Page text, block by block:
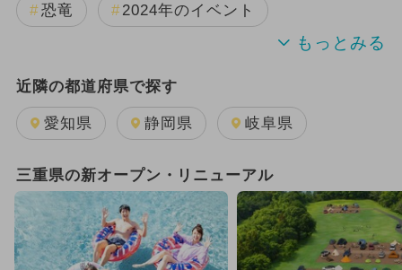
恐竜 2024年のイベント
夏休み 2025年11月のイベント
2024年7月のイベント
2026年7月のイベント
2026年8月のイベント
近隣の都道府県で探す
愛知県 静岡県 岐阜県
三重県の新オープン・リニューアル